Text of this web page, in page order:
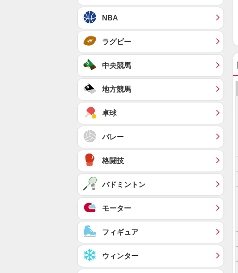
NBA
ラグビー
中央競馬
地方競馬
卓球
バレー
格闘技
バドミントン
モーター
フィギュア
ウィンター